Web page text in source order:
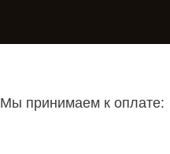
Мы принимаем к оплате: